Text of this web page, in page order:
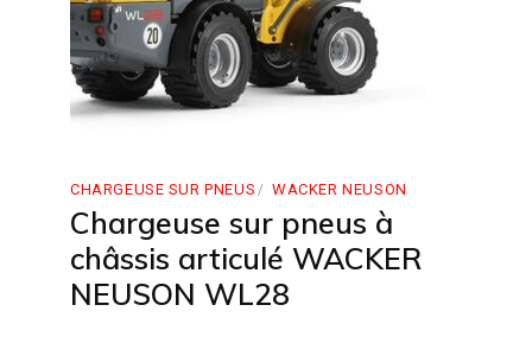
CHARGEUSE SUR PNEUS WACKER NEUSON
Chargeuse sur pneus à
châssis articulé WACKER
NEUSON WL28